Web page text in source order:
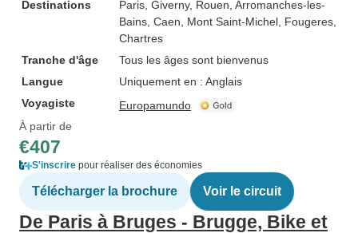
Destinations
Paris , Giverny, Rouen , Arromanches-les-
Bains , Caen , Mont Saint-Michel , Fougeres
Chartres
Tranche d'âge
Tous les âges sont bienvenus
Langue
Uniquement en : Anglais
Voyagiste
Europamundo
À partir de
€407
S'inscrire pour réaliser des économies
Télécharger la brochure Voir le circuit
De Paris à Bruges - Brugge, Bike et